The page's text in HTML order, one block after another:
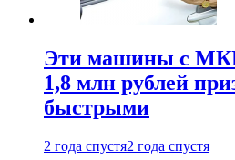
Эти машины с
1,8 млн рублей
быстрыми
2 года спустя2 года спустя